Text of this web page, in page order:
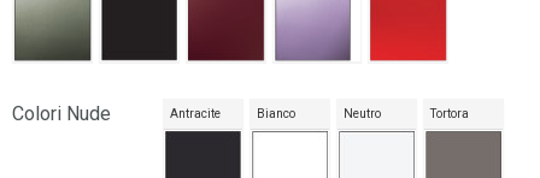
Colori Nude Antracite Bianco Neutro Tortora